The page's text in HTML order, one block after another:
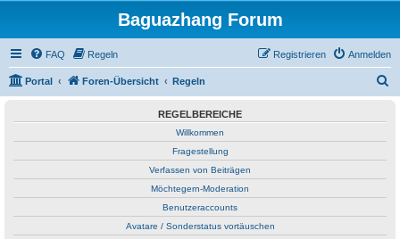
Baguazhang Forum
FAQ Regeln Anmelden
Registrieren
Portal Foren-Übersicht Regeln
REGELBEREICHE
Willkommen
Fragestellung
Verfassen von Beiträgen
Möchtegern-Moderation
Benutzeraccounts
Avatare / Sonderstatus vortäuschen